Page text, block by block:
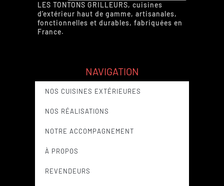
LES TONTONS GRILLEURS, cuisines
d’extérieur haut de gamme, artisanales,
fonctionnelles et durables, fabriquées en
France.
NAVIGATION
NOS CUISINES EXTÉRIEURES
NOS RÉALISATIONS
NOTRE ACCOMPAGNEMENT
À PROPOS
REVENDEURS